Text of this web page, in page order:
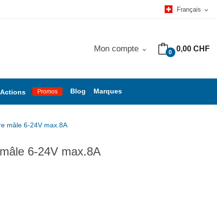
Français expand_more
0 0,00 CHF
Mon compte expand_more
Actions Promos Blog Marques
mâle 6-24V max.8A
6-24V max.8A